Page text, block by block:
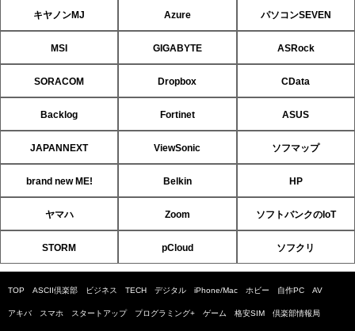
キヤノンMJ Azure パソコンSEVEN
MSI GIGABYTE ASRock
SORACOM Dropbox CData
Backlog Fortinet ASUS
JAPANNEXT ViewSonic ソフマップ
brand new ME! Belkin HP
ヤマハ Zoom ソフトバンクのIoT
STORM pCloud ソフクリ
TOP ASCII倶楽部 ビジネス TECH デジタル iPhone/Mac ホビー 自作PC AV
アキバ スマホ スタートアップ プログラミング+ ゲーム 格安SIM 倶楽部情報局